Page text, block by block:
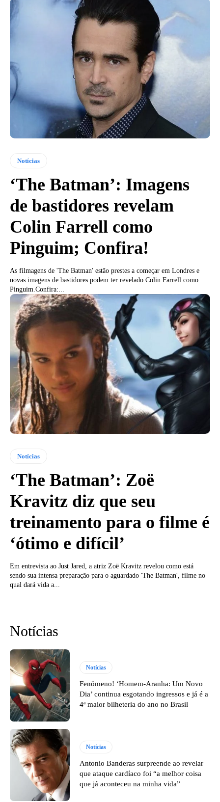
Notícias
‘The Batman’: Imagens
de bastidores revelam
Colin Farrell como
Pinguim; Confira!
As filmagens de 'The Batman' estão prestes a começar em Londres e
novas imagens de bastidores podem ter revelado Colin Farrell como
Pinguim.Confira:...
Notícias
‘The Batman’: Zoë
Kravitz diz que seu
treinamento para o filme é
‘ótimo e difícil’
Em entrevista ao Just Jared, a atriz Zoë Kravitz revelou como está
sendo sua intensa preparação para o aguardado 'The Batman', filme no
qual dará vida a...
Notícias
Notícias
Fenômeno! ‘Homem-Aranha: Um Novo
Dia’ continua esgotando ingressos e já é a
4ª maior bilheteria do ano no Brasil
Notícias
Antonio Banderas surpreende ao revelar
que ataque cardíaco foi “a melhor coisa
que já aconteceu na minha vida”